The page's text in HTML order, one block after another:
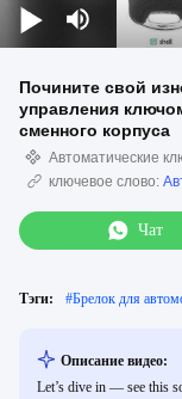
Почините свой
управления
сменного корпуса
Автоматические
ключевое слово:
Чат
Тэги: #Брелок для
Описание видео:
Let’s dive in — see this